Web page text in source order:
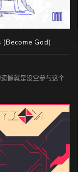
God)
憾就是没空参与这个